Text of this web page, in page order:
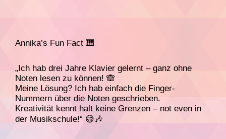
Annika’s Fun Fact 🎹
„Ich hab drei Jahre Klavier gelernt – ganz ohne
Noten lesen zu können! 🙈
Meine Lösung? Ich hab einfach die Finger-
Nummern über die Noten geschrieben.
Kreativität kennt halt keine Grenzen – not even in
der Musikschule!“ 😅🎶